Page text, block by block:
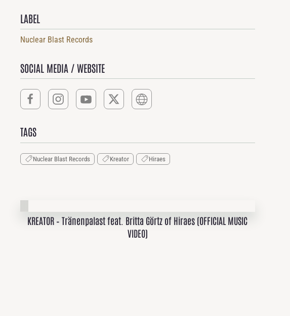
LABEL
Nuclear Blast Records
SOCIAL MEDIA / WEBSITE
TAGS
Nuclear Blast Records Kreator Hiraes
KREATOR – Tränenpalast feat. Britta Görtz of Hiraes (OFFICIAL MUSIC
VIDEO)